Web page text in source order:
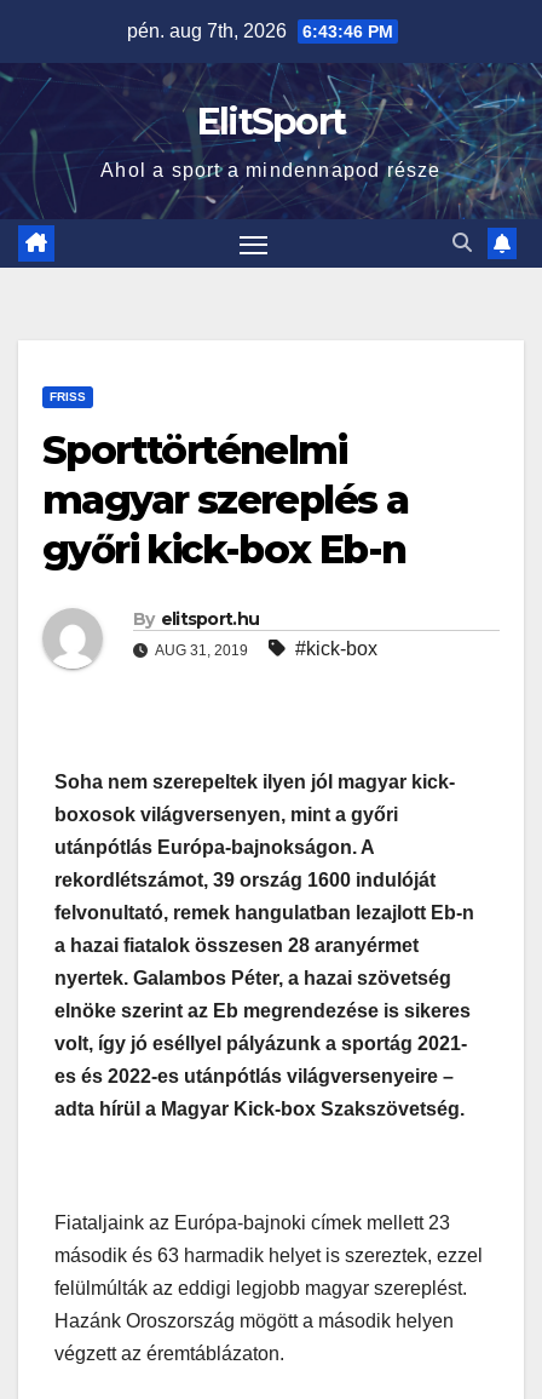
content
pén. aug 7th, 2026 6:43:47 PM
ElitSport
Ahol a sport a mindennapod része
FRISS
Sporttörténelmi
magyar szereplés a
győri kick-box Eb-n
By elitsport.hu
AUG 31, 2019 #kick-box
Soha nem szerepeltek ilyen jól magyar kick-
boxosok világversenyen, mint a győri
utánpótlás Európa-bajnokságon. A
rekordlétszámot, 39 ország 1600 indulóját
felvonultató, remek hangulatban lezajlott Eb-n
a hazai fiatalok összesen 28 aranyérmet
nyertek. Galambos Péter, a hazai szövetség
elnöke szerint az Eb megrendezése is sikeres
volt, így jó eséllyel pályázunk a sportág 2021-
es és 2022-es utánpótlás világversenyeire –
adta hírül a Magyar Kick-box Szakszövetség.
Fiataljaink az Európa-bajnoki címek mellett 23
második és 63 harmadik helyet is szereztek, ezzel
felülmúlták az eddigi legjobb magyar szereplést.
Hazánk Oroszország mögött a második helyen
végzett az éremtáblázaton.